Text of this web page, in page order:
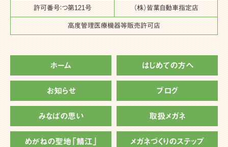
許可番号：つ第121号 （株）皆葉自動車指定店
高度管理医療機器等販売許可店
ホーム はじめての方へ
お知らせ ブログ
みなばの思い 取扱メガネ
めがねの聖地「鯖江」 メガネづくりのステップ